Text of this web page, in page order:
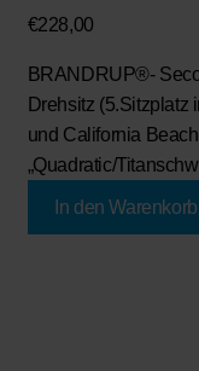
€228,00
BRANDRUP®-
Drehsitz (5.Sitzplatz
und California
„Quadratic/
In den Warenkorb